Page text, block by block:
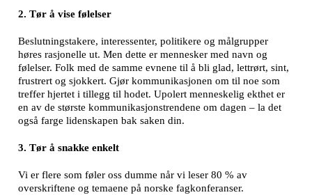
2. Tør å vise følelser
Beslutningstakere, interessenter, politikere og målgrupper
høres rasjonelle ut. Men dette er mennesker med navn og
følelser. Folk med de samme evnene til å bli glad, lettrørt, sint,
frustrert og sjokkert. Gjør kommunikasjonen om til noe som
treffer hjertet i tillegg til hodet. Upolert menneskelig ekthet er
en av de største kommunikasjonstrendene om dagen – la det
også farge lidenskapen bak saken din.
3. Tør å snakke enkelt
Vi er flere som føler oss dumme når vi leser 80 % av
overskriftene og temaene på norske fagkonferanser.